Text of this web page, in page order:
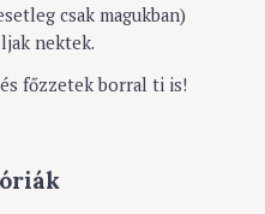
csak magukban)
nektek.
főzzetek borral ti is!